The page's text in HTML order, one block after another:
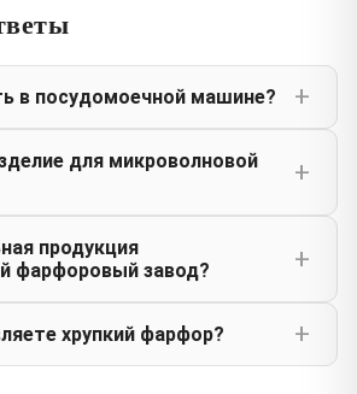
в посудомоечной машине?
для микроволновой
продукция
фарфоровый завод?
хрупкий фарфор?